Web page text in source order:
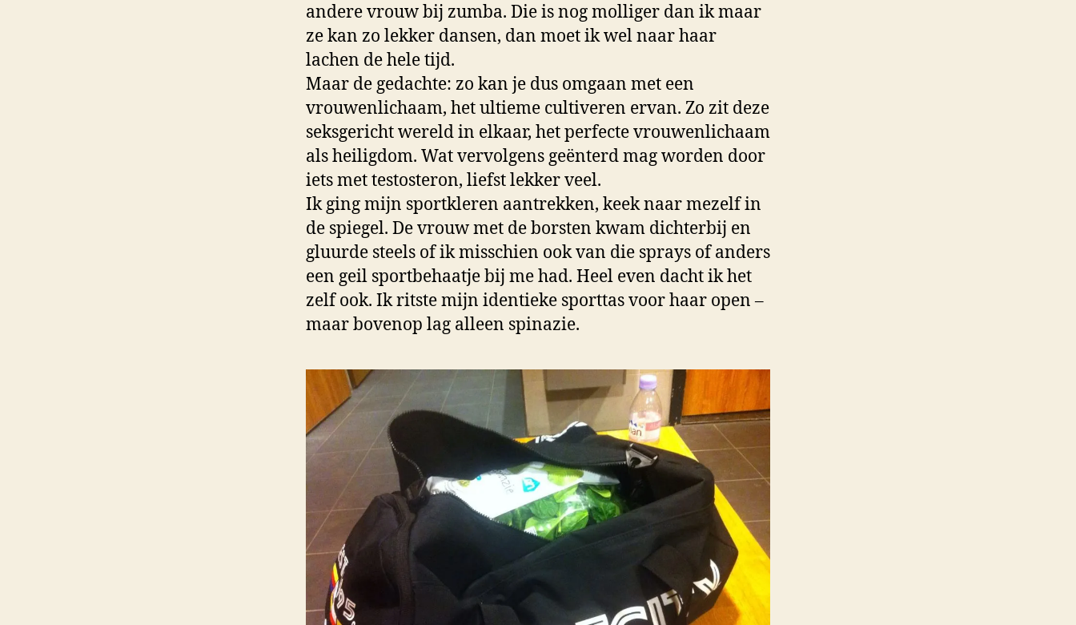
andere vrouw bij zumba. Die is nog molliger dan ik maar
ze kan zo lekker dansen, dan moet ik wel naar haar
lachen de hele tijd.
Maar de gedachte: zo kan je dus omgaan met een
vrouwenlichaam, het ultieme cultiveren ervan. Zo zit deze
seksgericht wereld in elkaar, het perfecte vrouwenlichaam
als heiligdom. Wat vervolgens geënterd mag worden door
iets met testosteron, liefst lekker veel.
Ik ging mijn sportkleren aantrekken, keek naar mezelf in
de spiegel. De vrouw met de borsten kwam dichterbij en
gluurde steels of ik misschien ook van die sprays of anders
een geil sportbehaatje bij me had. Heel even dacht ik het
zelf ook. Ik ritste mijn identieke sporttas voor haar open –
maar bovenop lag alleen spinazie.